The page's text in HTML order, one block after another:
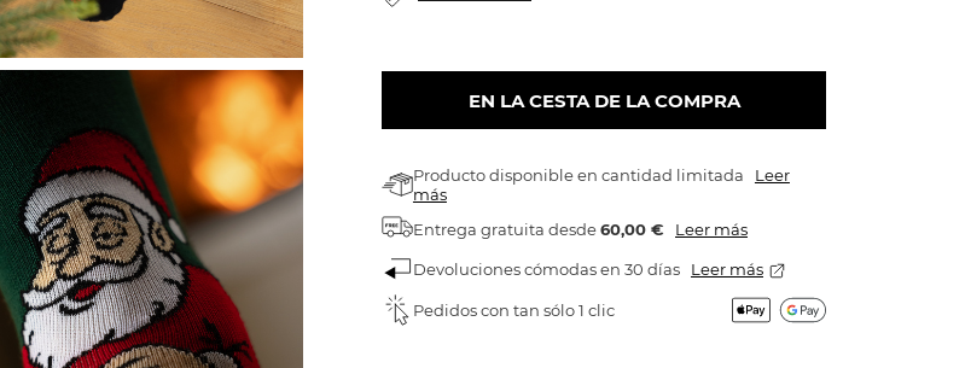
EN LA CESTA DE LA COMPRA
Producto disponible en cantidad limitada
Leer
más
Entrega gratuita desde60,00 € Leer más
Devoluciones cómodas en 30 días Leer más
Pedidos con tan sólo 1 clic